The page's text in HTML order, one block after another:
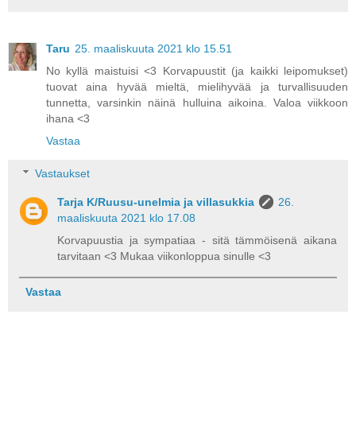
Taru 25. maaliskuuta 2021 klo 15.51
No kyllä maistuisi <3 Korvapuustit (ja kaikki leipomukset)
tuovat aina hyvää mieltä, mielihyvää ja turvallisuuden
tunnetta, varsinkin näinä hulluina aikoina. Valoa viikkoon
ihana <3
Vastaa
Vastaukset
Tarja K/Ruusu-unelmia ja villasukkia
26.
maaliskuuta 2021 klo 17.08
Korvapuustia ja sympatiaa - sitä tämmöisenä aikana
tarvitaan <3 Mukaa viikonloppua sinulle <3
Vastaa